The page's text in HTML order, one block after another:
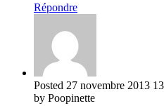
Répondre
Posted 27 novembre 2013
by Poopinette